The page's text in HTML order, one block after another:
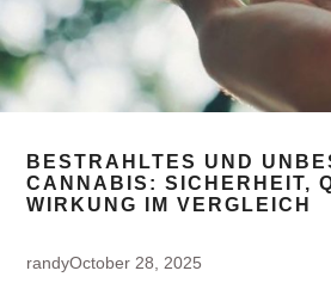
BESTRAHLTES UND
CANNABIS: SICHERHEIT,
WIRKUNG IM VERGLEICH
randyOctober 28, 2025